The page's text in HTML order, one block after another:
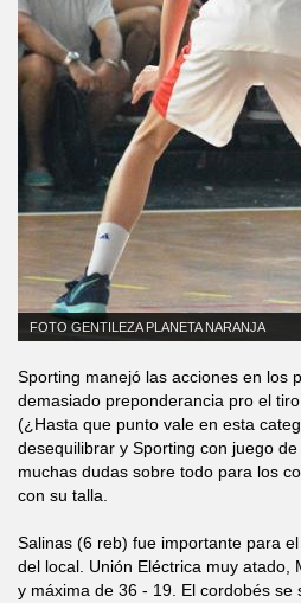
FOTO GENTILEZA PLANETA NARANJA
Sporting manejó las acciones en los
demasiado preponderancia pro el
(¿Hasta que punto vale en esta
desequilibrar y Sporting con juego
muchas dudas sobre todo para los
con su talla.
Salinas (6 reb) fue importante para
del local. Unión Eléctrica muy atado,
y máxima de 36 - 19. El cordobés